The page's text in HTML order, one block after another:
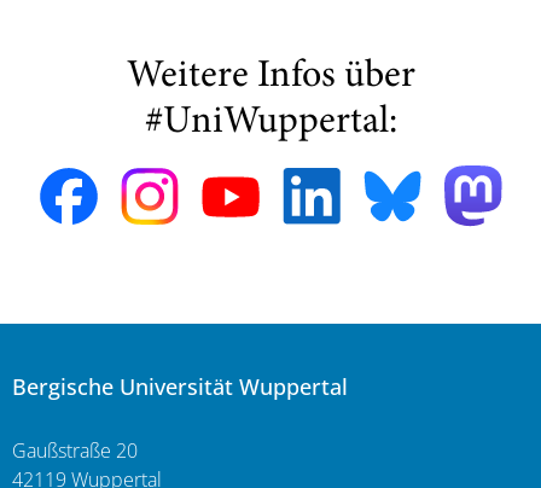
Weitere Infos über
#UniWuppertal:
Bergische Universität Wuppertal
Gaußstraße 20
42119 Wuppertal